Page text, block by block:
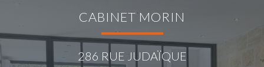
CABINET MORIN
286 RUE JUDAÏQUE